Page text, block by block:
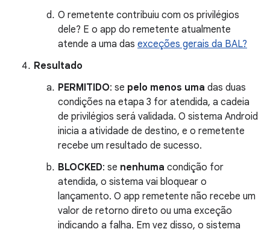
O remetente contribuiu com os privilégios
dele? E o app do remetente atualmente
atende a uma das exceções gerais da BAL?
Resultado
PERMITIDO: se pelo menos uma das duas
condições na etapa 3 for atendida, a cadeia
de privilégios será validada. O sistema Android
inicia a atividade de destino, e o remetente
recebe um resultado de sucesso.
BLOCKED: se nenhuma condição for
atendida, o sistema vai bloquear o
lançamento. O app remetente não recebe um
valor de retorno direto ou uma exceção
indicando a falha. Em vez disso, o sistema